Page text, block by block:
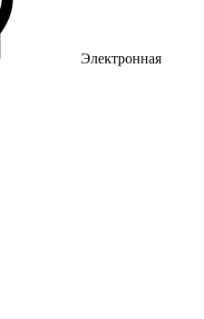
Электронная